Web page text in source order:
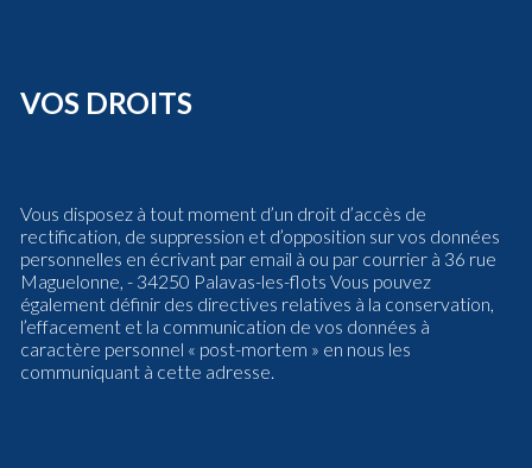
VOS DROITS
Vous disposez à tout moment d’un droit d’accès de
rectification, de suppression et d’opposition sur vos données
personnelles en écrivant par email à ou par courrier à 36 rue
Maguelonne, - 34250 Palavas-les-flots Vous pouvez
également définir des directives relatives à la conservation,
l’effacement et la communication de vos données à
caractère personnel « post-mortem » en nous les
communiquant à cette adresse.